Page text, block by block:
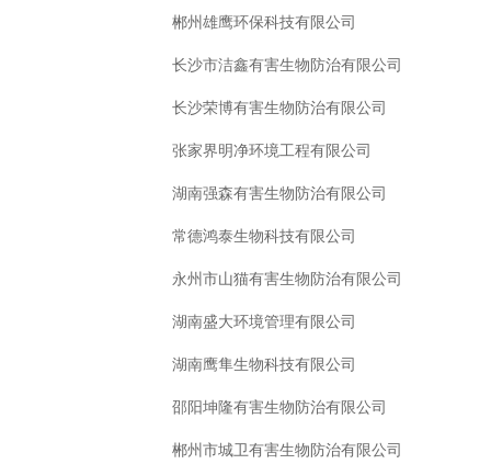
郴州雄鹰环保科技有限公司
长沙市洁鑫有害生物防治有限公司
长沙荣博有害生物防治有限公司
张家界明净环境工程有限公司
湖南强森有害生物防治有限公司
常德鸿泰生物科技有限公司
永州市山猫有害生物防治有限公司
湖南盛大环境管理有限公司
湖南鹰隼生物科技有限公司
邵阳坤隆有害生物防治有限公司
郴州市城卫有害生物防治有限公司